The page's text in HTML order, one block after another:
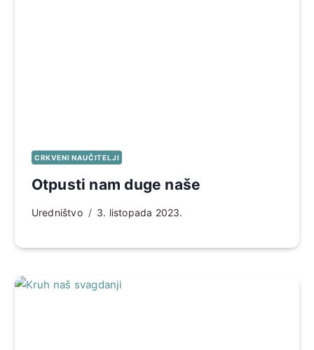
CRKVENI NAUČITELJI
Otpusti nam duge naše
Uredništvo 3. listopada 2023.